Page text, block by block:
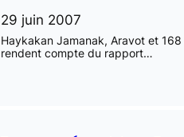
29 juin 2007
Haykakan Jamanak, Aravot et 168
rendent compte du rapport…